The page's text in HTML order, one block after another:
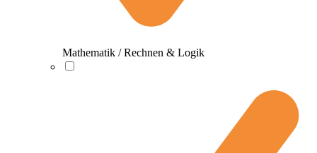
Mathematik / Rechnen & Logik